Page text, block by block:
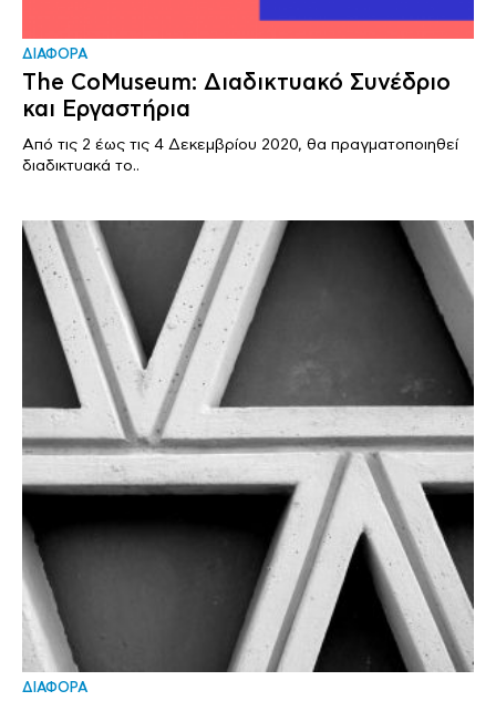
ΔΙΑΦΟΡΑ
The CoMuseum: Διαδικτυακό Συνέδριο
και Εργαστήρια
Από τις 2 έως τις 4 Δεκεμβρίου 2020, θα πραγματοποιηθεί
διαδικτυακά το..
ΔΙΑΦΟΡΑ